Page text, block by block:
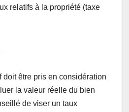
relatifs à la propriété (taxe
doit être pris en considération
la valeur réelle du bien
de viser un taux